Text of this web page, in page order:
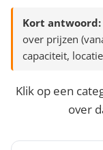
Kort antwoord:
over prijzen
capaciteit,
Klik op een
over